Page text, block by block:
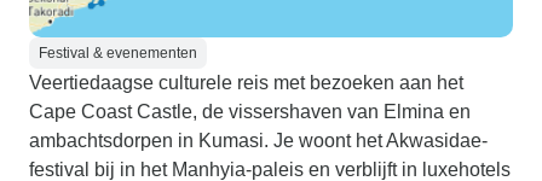
Festival & evenementen
Veertiedaagse culturele reis met bezoeken aan het
Cape Coast Castle, de vissershaven van Elmina en
ambachtsdorpen in Kumasi. Je woont het Akwasidae-
festival bij in het Manhyia-paleis en verblijft in luxehotels